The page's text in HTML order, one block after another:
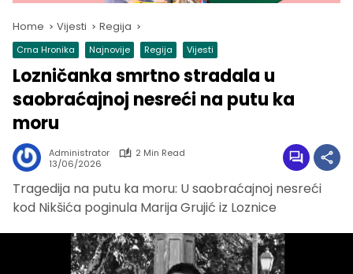
Home Vijesti Regija
Crna Hronika Najnovije Regija Vijesti
Lozničanka smrtno stradala u
saobraćajnoj nesreći na putu ka
moru
Administrator
2 Min Read
13/06/2026
Tragedija na putu ka moru: U saobraćajnoj nesreći
kod Nikšića poginula Marija Grujić iz Loznice